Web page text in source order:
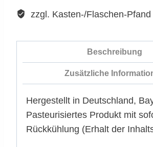
Nektarzzgl. Kasten-/Flaschen-Pfand
Beschreibung
Zusätzliche
Hergestellt in Deutschland,
Pasteurisiertes Produkt mit
Rückkühlung (Erhalt der